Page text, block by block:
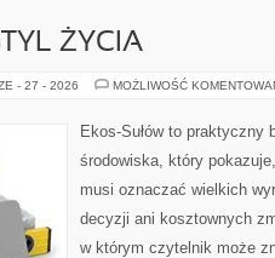
ŻYCIA
- 27 - 2026 MOŻLIWOŚĆ
Ekos-Sułów to praktyczny
środowiska, który
musi oznaczać wielkich
decyzji ani kosztownych
w którym czytelnik może